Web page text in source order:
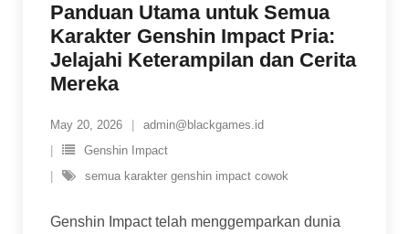
Panduan Utama untuk Semua
Karakter Genshin Impact Pria:
Jelajahi Keterampilan dan Cerita
Mereka
May 20, 2026
admin@blackgames.id
Genshin Impact
semua karakter genshin impact cowok
Genshin Impact telah menggemparkan dunia